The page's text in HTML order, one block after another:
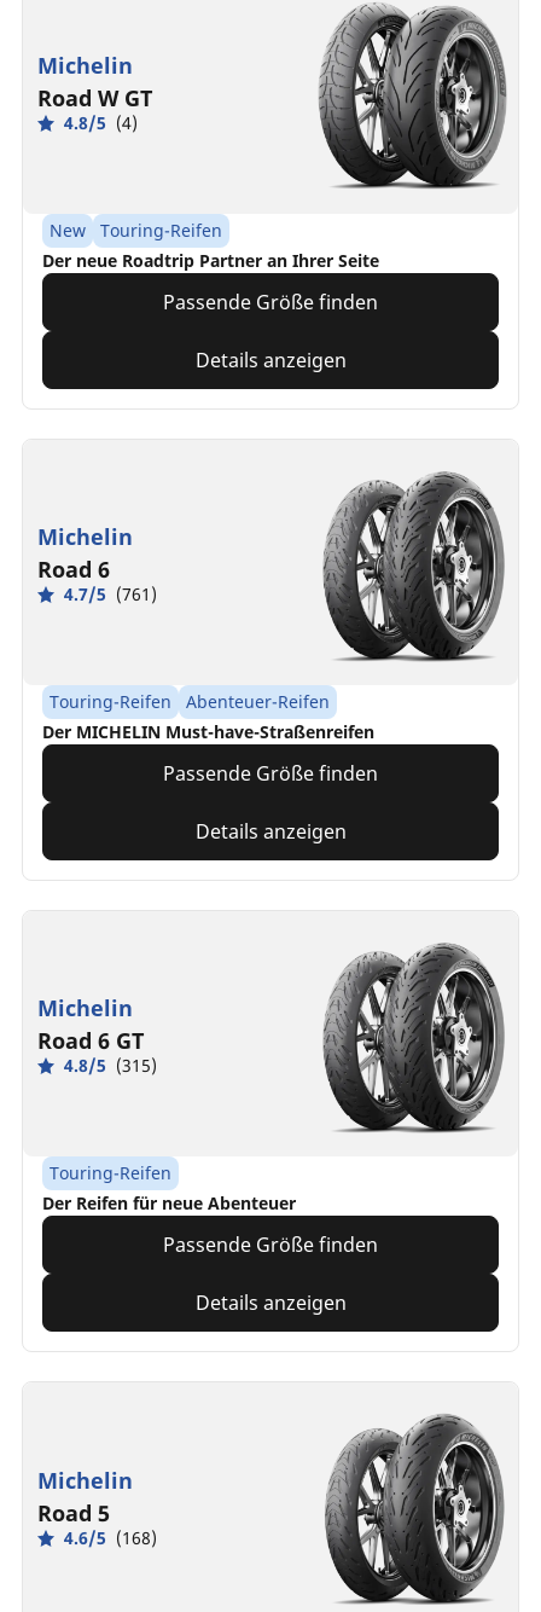
Michelin
Road W GT
4.8/5 (4)
New
Touring-Reifen
Der neue Roadtrip Partner an Ihrer Seite
Passende Größe finden
Details anzeigen
Michelin
Road 6
4.7/5 (761)
Touring-Reifen
Abenteuer-Reifen
Der MICHELIN Must-have-Straßenreifen
Passende Größe finden
Details anzeigen
Michelin
Road 6 GT
4.8/5 (315)
Touring-Reifen
Der Reifen für neue Abenteuer
Passende Größe finden
Details anzeigen
Michelin
Road 5
4.6/5 (168)